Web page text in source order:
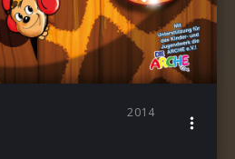
2014